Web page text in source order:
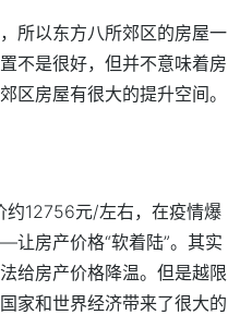
所以东方八所郊区的房屋一
不是很好，但并不意味着房
区房屋有很大的提升空间。
约12756元/左右，在疫情爆
房产价格“软着陆”。其实
给房产价格降温。但是越限
家和世界经济带来了很大的